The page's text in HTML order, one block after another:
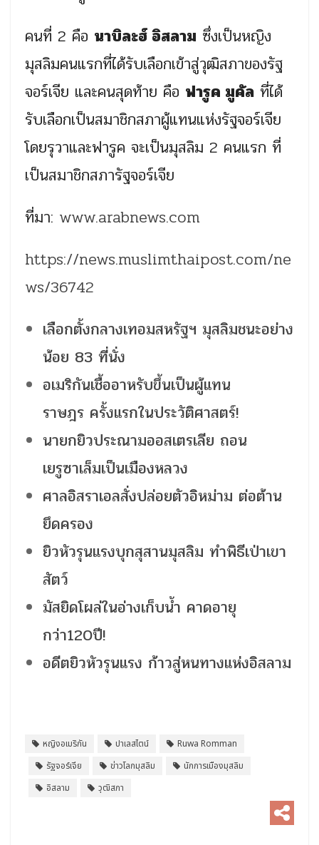
คนที่ 2 คือ นาบิละฮ์ อิสลาม ซึ่งเป็นหญิง
มุสลิมคนแรกที่ได้รับเลือกเข้าสู่วุฒิสภาของรัฐ
จอร์เจีย และคนสุดท้าย คือ ฟารูค มูคัล ที่ได้
รับเลือกเป็นสมาชิกสภาผู้แทนแห่งรัฐจอร์เจีย
โดยรุวาและฟารูค จะเป็นมุสลิม 2 คนแรก ที่
เป็นสมาชิกสภารัฐจอร์เจีย
ที่มา: www.arabnews.com
https://news.muslimthaipost.com/ne
ws/36742
เลือกตั้งกลางเทอมสหรัฐฯ มุสลิมชนะอย่าง
น้อย 83 ที่นั่ง
อเมริกันเชื้ออาหรับขึ้นเป็นผู้แทน
ราษฎร ครั้งแรกในประวัติศาสตร์!
นายกยิวประณามออสเตรเลีย ถอน
เยรูซาเล็มเป็นเมืองหลวง
ศาลอิสราเอลสั่งปล่อยตัวอิหม่าม ต่อต้าน
ยึดครอง
ยิวหัวรุนแรงบุกสุสานมุสลิม ทำพิธีเป่าเขา
สัตว์
มัสยิดโผล่ในอ่างเก็บน้ำ คาดอายุ
กว่า120ปี!
อดีตยิวหัวรุนแรง ก้าวสู่หนทางแห่งอิสลาม
หญิงอเมริกัน ปาเลสไตน์
Ruwa Romman
รัฐจอร์เจีย
ข่าวโลกมุสลิม
นักการเมืองมุสลิม
อิสลาม
วุฒิสภา